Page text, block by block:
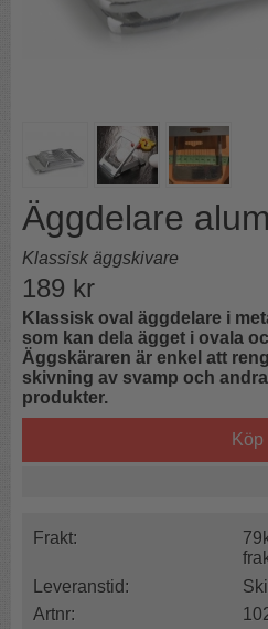
Äggdelare
Klassisk äggskivare
189 kr
Klassisk oval äggdelare i
som kan dela ägget i ovala
Äggskäraren är enkel att
skivning av svamp och
produkter.
Köp
Frakt:
Leveranstid:
Artnr: